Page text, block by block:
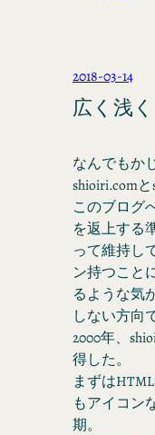
2018-03-14
広く浅く
なんでもか
shioiri.com
このブログ
を返上する
って維持し
ン持つこと
るような気
しない方向
2000年、
得した。
まずは
もアイコン
期。